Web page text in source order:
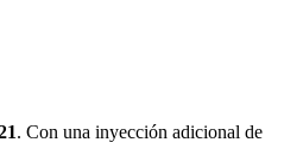
. Con una inyección adicional de